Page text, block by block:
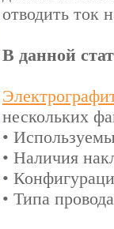
отводить ток
В данной
нескольких
•
• Наличия
•
• Типа